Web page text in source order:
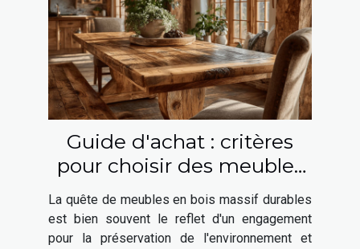
Guide d'achat : critères
pour choisir des meubles
en bois massif durables
La quête de meubles en bois massif durables
est bien souvent le reflet d'un engagement
pour la préservation de l'environnement et